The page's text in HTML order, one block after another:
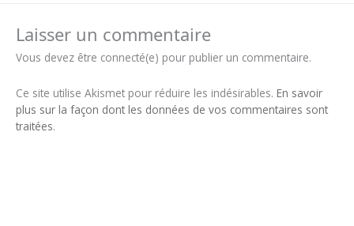
Laisser un commentaire
Vous devez être connecté(e) pour publier un commentaire.
Ce site utilise Akismet pour réduire les indésirables. En savoir
plus sur la façon dont les données de vos commentaires sont
traitées.